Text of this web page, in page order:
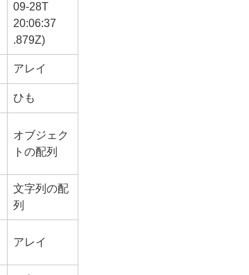
09-28T
20:06:37
.879Z)
アレイ
ひも
オブジェク
トの配列
文字列の配
列
アレイ